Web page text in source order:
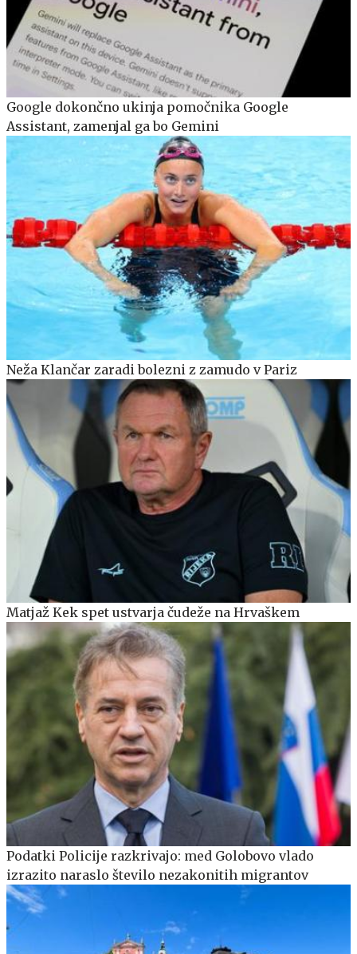
Google dokončno ukinja pomočnika Google
Assistant, zamenjal ga bo Gemini
Neža Klančar zaradi bolezni z zamudo v Pariz
Matjaž Kek spet ustvarja čudeže na Hrvaškem
Podatki Policije razkrivajo: med Golobovo vlado
izrazito naraslo število nezakonitih migrantov